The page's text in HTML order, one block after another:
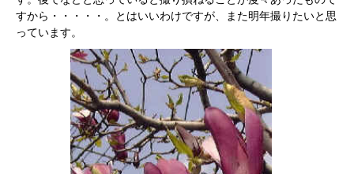
すから・・・・・。とはいいわけですが、また明年撮りたいと思
っています。